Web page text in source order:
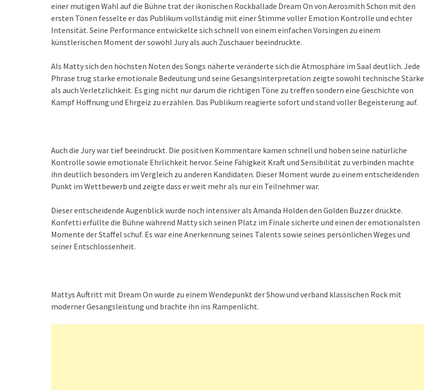
einer mutigen Wahl auf die Bühne trat der ikonischen Rockballade Dream On von Aerosmith Schon mit den
ersten Tönen fesselte er das Publikum vollständig mit einer Stimme voller Emotion Kontrolle und echter
Intensität. Seine Performance entwickelte sich schnell von einem einfachen Vorsingen zu einem
künstlerischen Moment der sowohl Jury als auch Zuschauer beeindruckte.
Als Matty sich den höchsten Noten des Songs näherte veränderte sich die Atmosphäre im Saal deutlich. Jede
Phrase trug starke emotionale Bedeutung und seine Gesangsinterpretation zeigte sowohl technische Stärke
als auch Verletzlichkeit. Es ging nicht nur darum die richtigen Töne zu treffen sondern eine Geschichte von
Kampf Hoffnung und Ehrgeiz zu erzählen. Das Publikum reagierte sofort und stand voller Begeisterung auf.
Auch die Jury war tief beeindruckt. Die positiven Kommentare kamen schnell und hoben seine natürliche
Kontrolle sowie emotionale Ehrlichkeit hervor. Seine Fähigkeit Kraft und Sensibilität zu verbinden machte
ihn deutlich besonders im Vergleich zu anderen Kandidaten. Dieser Moment wurde zu einem entscheidenden
Punkt im Wettbewerb und zeigte dass er weit mehr als nur ein Teilnehmer war.
Dieser entscheidende Augenblick wurde noch intensiver als Amanda Holden den Golden Buzzer drückte.
Konfetti erfüllte die Bühne während Matty sich seinen Platz im Finale sicherte und einen der emotionalsten
Momente der Staffel schuf. Es war eine Anerkennung seines Talents sowie seines persönlichen Weges und
seiner Entschlossenheit.
Mattys Auftritt mit Dream On wurde zu einem Wendepunkt der Show und verband klassischen Rock mit
moderner Gesangsleistung und brachte ihn ins Rampenlicht.